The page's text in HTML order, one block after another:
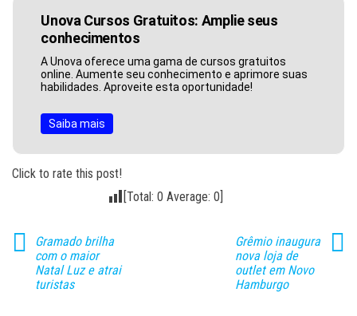
Unova Cursos Gratuitos: Amplie seus
conhecimentos
A Unova oferece uma gama de cursos gratuitos
online. Aumente seu conhecimento e aprimore suas
habilidades. Aproveite esta oportunidade!
Saiba mais
Click to rate this post!
[Total: 0 Average: 0]
Gramado brilha
com o maior
Natal Luz e atrai
turistas
Grêmio inaugura
nova loja de
outlet em Novo
Hamburgo